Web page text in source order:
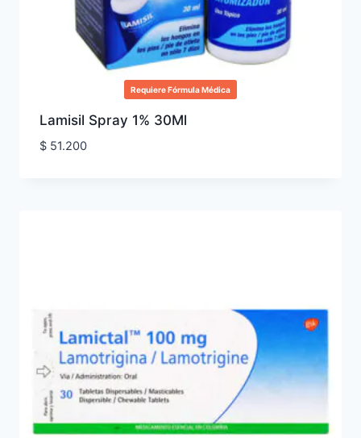
Requiere Fórmula Médica
Lamisil Spray 1% 30Ml
$51.200